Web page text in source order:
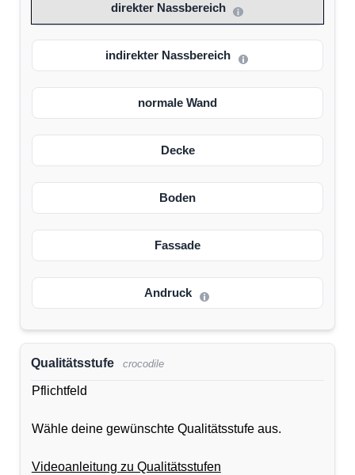
direkter Nassbereich
indirekter Nassbereich
normale Wand
Decke
Boden
Fassade
Andruck
Qualitätsstufe crocodile
Pflichtfeld
Wähle deine gewünschte Qualitätsstufe aus.
Videoanleitung zu Qualitätsstufen